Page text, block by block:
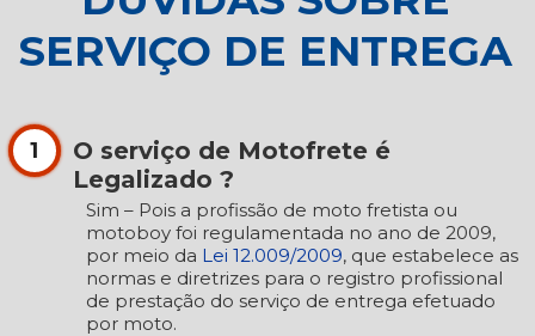
SERVIÇO DE ENTREGA
1
O serviço de Motofrete é
Legalizado ?
Sim – Pois a profissão de moto fretista ou
motoboy foi regulamentada no ano de 2009,
por meio da Lei 12.009/2009, que estabelece as
normas e diretrizes para o registro profissional
de prestação do serviço de entrega efetuado
por moto.